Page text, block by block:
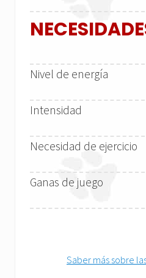
Nivel de energía
Intensidad
Necesidad de ejercicio
Ganas de juego
Saber más sobre